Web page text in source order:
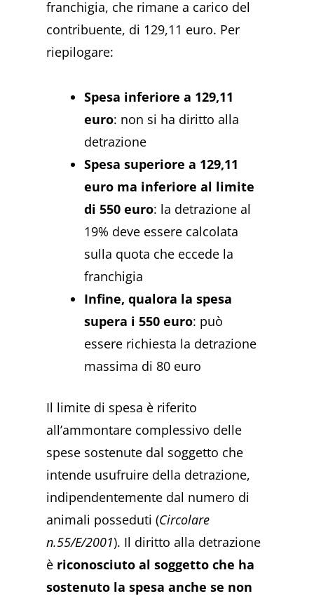
franchigia, che rimane a carico del
contribuente, di 129,11 euro. Per
riepilogare:
Spesa inferiore a 129,11
euro: non si ha diritto alla
detrazione
Spesa superiore a 129,11
euro ma inferiore al limite
di 550 euro: la detrazione al
19% deve essere calcolata
sulla quota che eccede la
franchigia
Infine, qualora la spesa
supera i 550 euro: può
essere richiesta la detrazione
massima di 80 euro
Il limite di spesa è riferito
all’ammontare complessivo delle
spese sostenute dal soggetto che
intende usufruire della detrazione,
indipendentemente dal numero di
animali posseduti (Circolare
n.55/E/2001). Il diritto alla detrazione
è riconosciuto al soggetto che ha
sostenuto la spesa anche se non